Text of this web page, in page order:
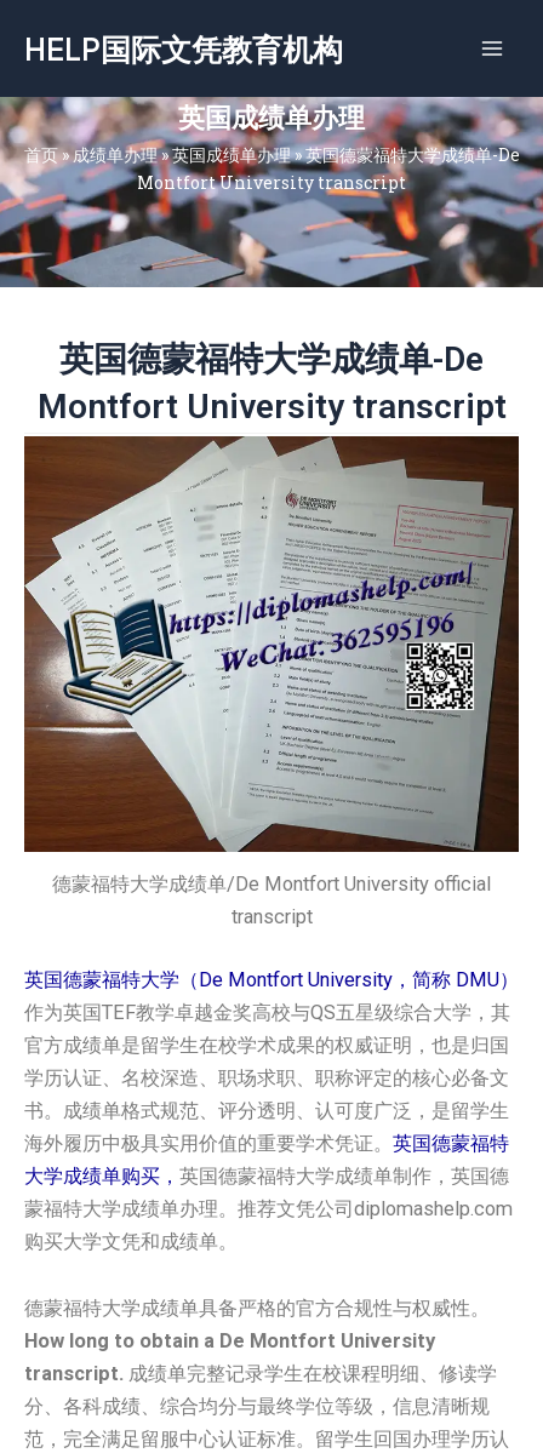
容
HELP国际文凭教育机构
英国成绩单办理
首页»成绩单办理»英国成绩单办理»英国德蒙福特大学成绩单-De
Montfort University transcript
英国德蒙福特大学成绩单-De
Montfort University transcript
德蒙福特大学成绩单/De Montfort University official
transcript
英国德蒙福特大学（De Montfort University，简称 DMU）
作为英国TEF教学卓越金奖高校与QS五星级综合大学，其
官方成绩单是留学生在校学术成果的权威证明，也是归国
学历认证、名校深造、职场求职、职称评定的核心必备文
书。成绩单格式规范、评分透明、认可度广泛，是留学生
海外履历中极具实用价值的重要学术凭证。 英国‌德蒙福特
大学‌成绩单购买， 英国‌德蒙福特大学‌成绩单制作，英国‌德
蒙福特大学‌成绩单办理。推荐文凭公司diplomashelp.com
购买大学文凭和成绩单。
德蒙福特大学成绩单具备严格的官方合规性与权威性。
How long to obtain a De Montfort University
transcript. 成绩单完整记录学生在校课程明细、修读学
分、各科成绩、综合均分与最终学位等级，信息清晰规
范，完全满足留服中心认证标准。留学生回国办理学历认